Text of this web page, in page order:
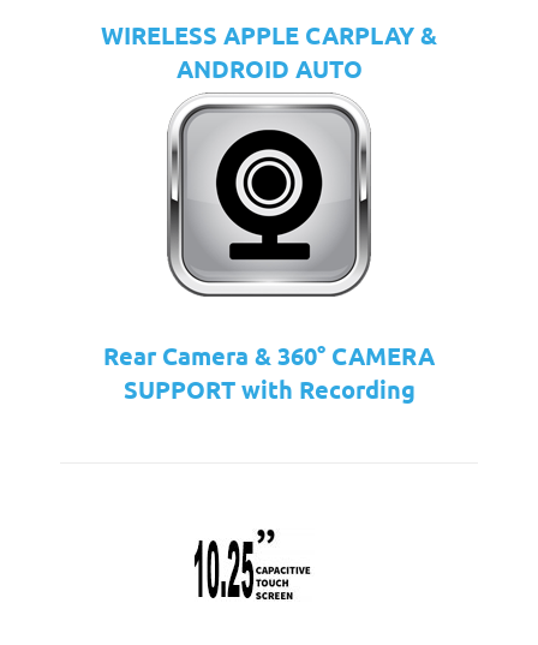
WIRELESS APPLE CARPLAY &
ANDROID AUTO
Rear Camera & 360° CAMERA
SUPPORT with Recording